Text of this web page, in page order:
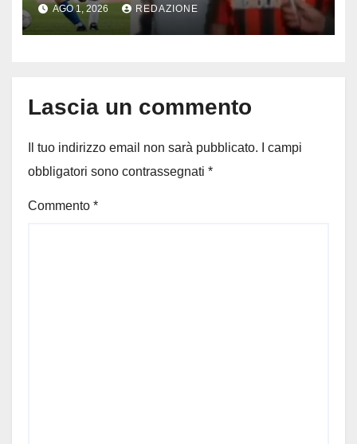
dopo la morte del capitano del
Milan
AGO 1, 2026 REDAZIONE
Lascia un commento
Il tuo indirizzo email non sarà pubblicato.
I campi
obbligatori sono contrassegnati *
Commento *